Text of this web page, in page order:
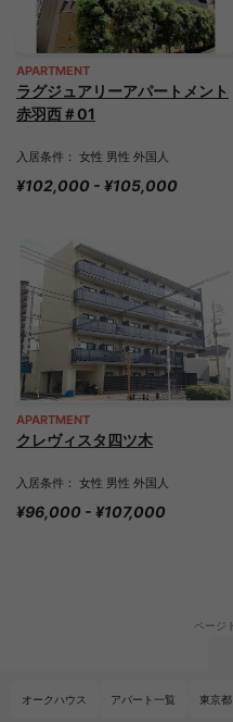
APARTMENT
ラグジュアリーアパートメント
赤羽西＃01
入居条件： 女性 男性 外国人
¥102,000 - ¥105,000
APARTMENT
クレヴィスタ四ツ木
入居条件： 女性 男性 外国人
¥96,000 - ¥107,000
オークハウス アパート一覧 東京都